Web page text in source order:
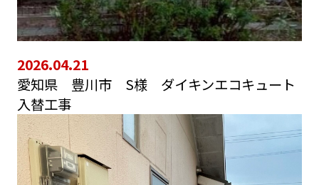
2026.04.21
愛知県 豊川市 S様 ダイキンエコキュート
入替工事